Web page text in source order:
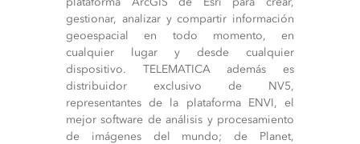
gestionar, analizar y compartir información
geoespacial en todo momento, en
cualquier lugar y desde cualquier
dispositivo. TELEMATICA además es
distribuidor exclusivo de NV5,
representantes de la plataforma ENVI, el
mejor software de análisis y procesamiento
de imágenes del mundo; de Planet,